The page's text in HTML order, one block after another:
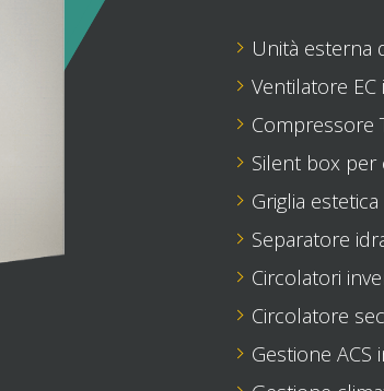
Unità esterna
Ventilatore
Compressore
Silent box
Griglia
Separatore
Circolatori
Circolatore
Gestione